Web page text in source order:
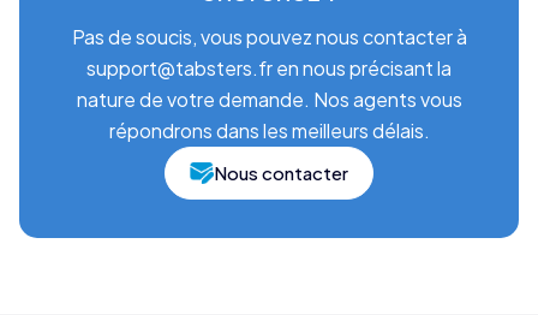
Pas de soucis, vous pouvez nous contacter à
support@tabsters.fr en nous précisant la
nature de votre demande. Nos agents vous
répondrons dans les meilleurs délais.
Nous contacter